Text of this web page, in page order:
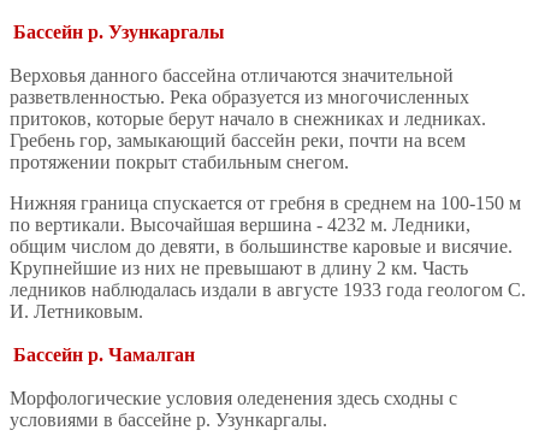
Бассейн р. Узункаргалы
Верховья данного бассейна отличаются значительной
разветвленностью. Река образуется из многочисленных
притоков, которые берут начало в снежниках и ледниках.
Гребень гор, замыкающий бассейн реки, почти на всем
протяжении покрыт стабильным снегом.
Нижняя граница спускается от гребня в среднем на 100-150 м
по вертикали. Высочайшая вершина - 4232 м. Ледники,
общим числом до девяти, в большинстве каровые и висячие.
Крупнейшие из них не превышают в длину 2 км. Часть
ледников наблюдалась издали в августе 1933 года геологом С.
И. Летниковым.
Бассейн р. Чамалган
Морфологические условия оледенения здесь сходны с
условиями в бассейне р. Узункаргалы.